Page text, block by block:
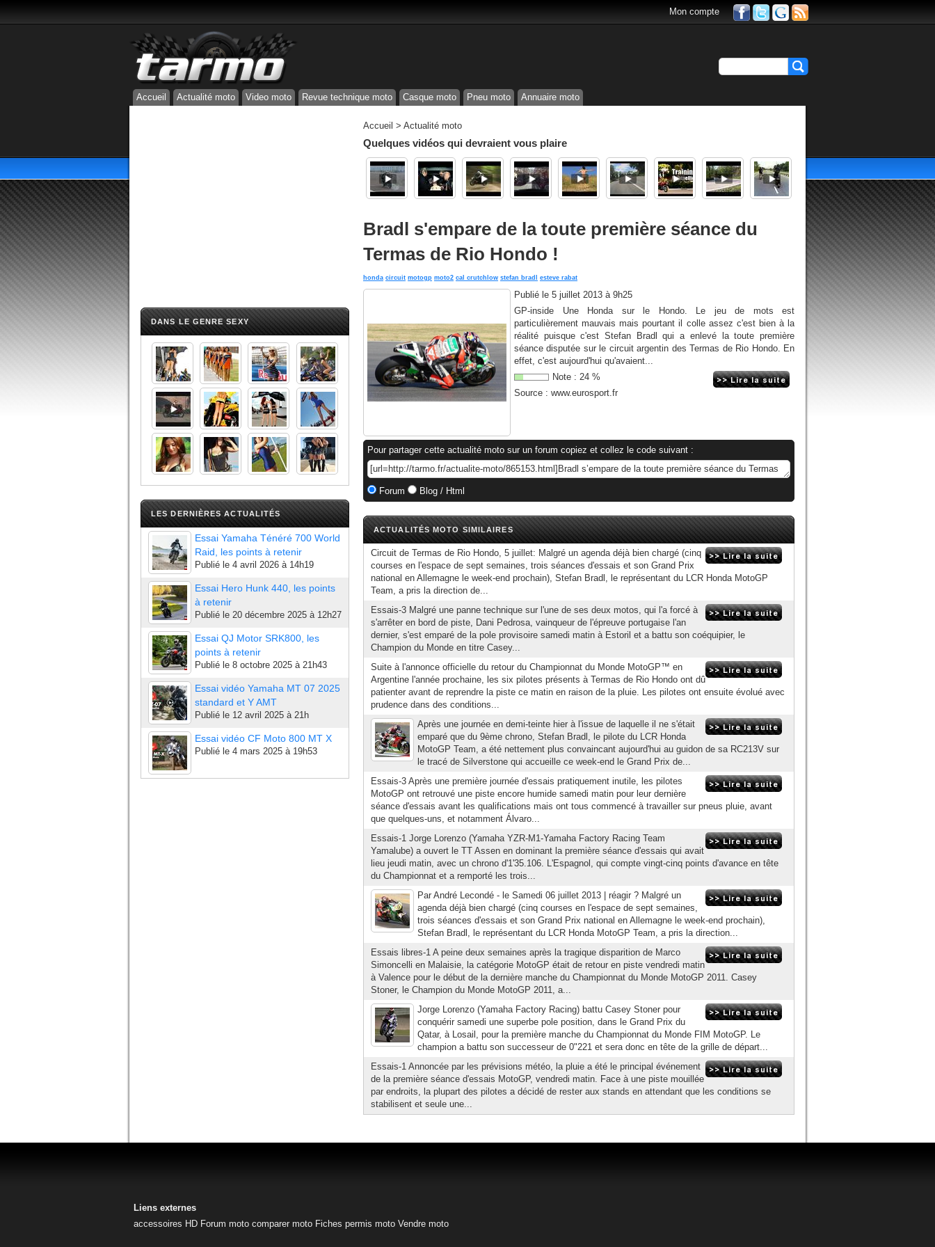
Mon compte
Accueil Actualité moto Video moto Revue technique moto Casque moto Pneu moto Annuaire moto
DANS LE GENRE SEXY
LES DERNIÈRES ACTUALITÉS
Essai Yamaha Ténéré 700 World
Raid, les points à retenir
Publié le 4 avril 2026 à 14h19
Essai Hero Hunk 440, les points
à retenir
Publié le 20 décembre 2025 à 12h27
Essai QJ Motor SRK800, les
points à retenir
Publié le 8 octobre 2025 à 21h43
Essai vidéo Yamaha MT 07 2025
standard et Y AMT
Publié le 12 avril 2025 à 21h
Essai vidéo CF Moto 800 MT X
Publié le 4 mars 2025 à 19h53
Accueil > Actualité moto
Quelques vidéos qui devraient vous plaire
Bradl s'empare de la toute première séance du
Termas de Rio Hondo !
honda circuit motogp moto2 cal crutchlow stefan bradl esteve rabat
Publié le 5 juillet 2013 à 9h25
GP-inside Une Honda sur le Hondo. Le jeu de mots est
particulièrement mauvais mais pourtant il colle assez c'est bien à la
réalité puisque c'est Stefan Bradl qui a enlevé la toute première
séance disputée sur le circuit argentin des Termas de Rio Hondo. En
effet, c'est aujourd'hui qu'avaient...
Note : 24 %
Source : www.eurosport.fr
Pour partager cette actualité moto sur un forum copiez et collez le code suivant :
Forum Blog / Html
ACTUALITÉS MOTO SIMILAIRES
Circuit de Termas de Rio Hondo, 5 juillet: Malgré un agenda déjà bien chargé (cinq
courses en l'espace de sept semaines, trois séances d'essais et son Grand Prix
national en Allemagne le week-end prochain), Stefan Bradl, le représentant du LCR Honda MotoGP
Team, a pris la direction de...
Essais-3 Malgré une panne technique sur l'une de ses deux motos, qui l'a forcé à
s'arrêter en bord de piste, Dani Pedrosa, vainqueur de l'épreuve portugaise l'an
dernier, s'est emparé de la pole provisoire samedi matin à Estoril et a battu son coéquipier, le
Champion du Monde en titre Casey...
Suite à l'annonce officielle du retour du Championnat du Monde MotoGP™ en
Argentine l'année prochaine, les six pilotes présents à Termas de Rio Hondo ont dû
patienter avant de reprendre la piste ce matin en raison de la pluie. Les pilotes ont ensuite évolué avec
prudence dans des conditions...
Après une journée en demi-teinte hier à l'issue de laquelle il ne s'était
emparé que du 9ème chrono, Stefan Bradl, le pilote du LCR Honda
MotoGP Team, a été nettement plus convaincant aujourd'hui au guidon de sa RC213V sur
le tracé de Silverstone qui accueille ce week-end le Grand Prix de...
Essais-3 Après une première journée d'essais pratiquement inutile, les pilotes
MotoGP ont retrouvé une piste encore humide samedi matin pour leur dernière
séance d'essais avant les qualifications mais ont tous commencé à travailler sur pneus pluie, avant
que quelques-uns, et notamment Álvaro...
Essais-1 Jorge Lorenzo (Yamaha YZR-M1-Yamaha Factory Racing Team
Yamalube) a ouvert le TT Assen en dominant la première séance d'essais qui avait
lieu jeudi matin, avec un chrono d'1'35.106. L'Espagnol, qui compte vingt-cinq points d'avance en tête
du Championnat et a remporté les trois...
Par André Lecondé - le Samedi 06 juillet 2013 | réagir ? Malgré un
agenda déjà bien chargé (cinq courses en l'espace de sept semaines,
trois séances d'essais et son Grand Prix national en Allemagne le week-end prochain),
Stefan Bradl, le représentant du LCR Honda MotoGP Team, a pris la direction...
Essais libres-1 A peine deux semaines après la tragique disparition de Marco
Simoncelli en Malaisie, la catégorie MotoGP était de retour en piste vendredi matin
à Valence pour le début de la dernière manche du Championnat du Monde MotoGP 2011. Casey
Stoner, le Champion du Monde MotoGP 2011, a...
Jorge Lorenzo (Yamaha Factory Racing) battu Casey Stoner pour
conquérir samedi une superbe pole position, dans le Grand Prix du
Qatar, à Losail, pour la première manche du Championnat du Monde FIM MotoGP. Le
champion a battu son successeur de 0"221 et sera donc en tête de la grille de départ...
Essais-1 Annoncée par les prévisions météo, la pluie a été le principal événement
de la première séance d'essais MotoGP, vendredi matin. Face à une piste mouillée
par endroits, la plupart des pilotes a décidé de rester aux stands en attendant que les conditions se
stabilisent et seule une...
Liens externes
accessoires HD Forum moto comparer moto Fiches permis moto Vendre moto